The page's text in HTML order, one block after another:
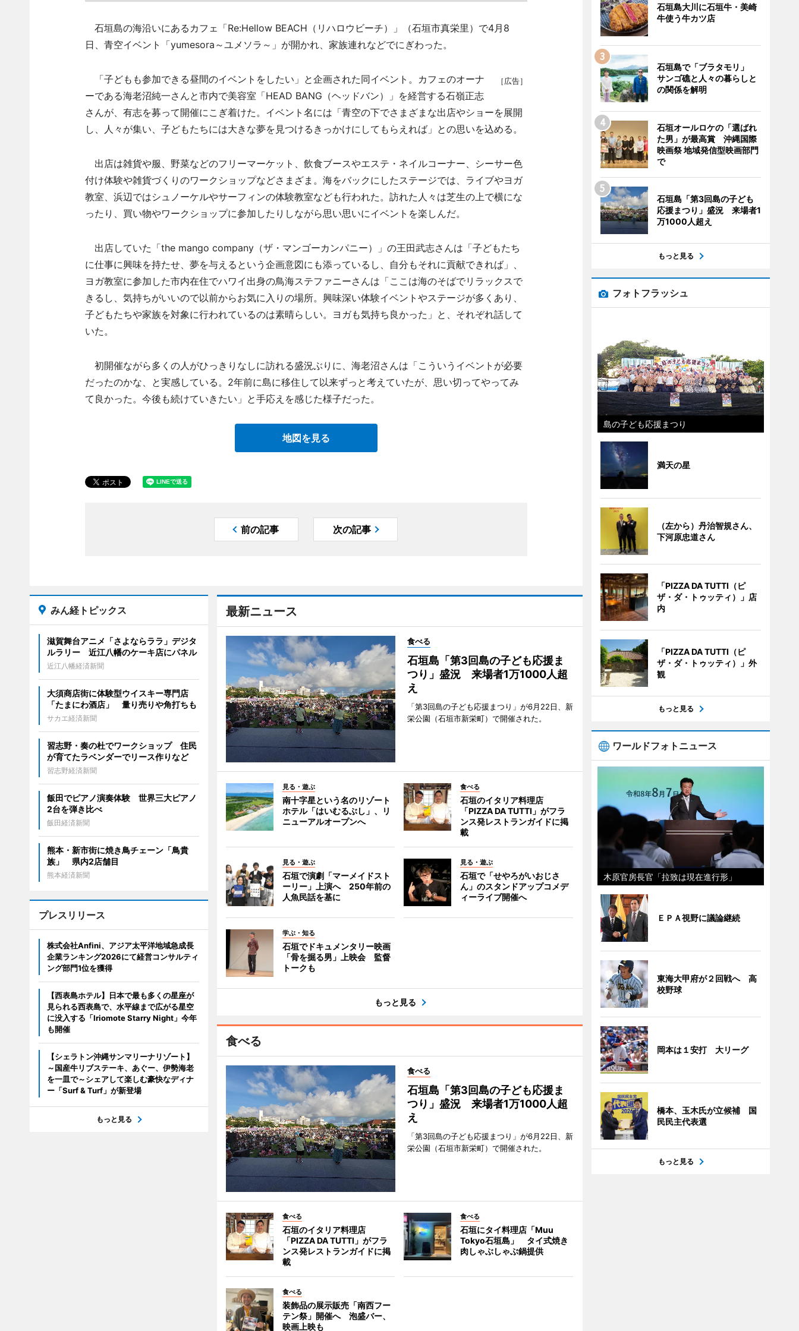
石垣島の海沿いにあるカフェ「Re:Hellow BEACH（リハロウビーチ）」（石垣市真栄里）で4月8
日、青空イベント「yumesora～ユメソラ～」が開かれ、家族連れなどでにぎわった。
［広告］
「子どもも参加できる昼間のイベントをしたい」と企画された同イベント。カフェのオーナ
ーである海老沼純一さんと市内で美容室「HEAD BANG（ヘッドバン）」を経営する石嶺正志
さんが、有志を募って開催にこぎ着けた。イベント名には「青空の下でさまざまな出店やショーを展開
し、人々が集い、子どもたちには大きな夢を見つけるきっかけにしてもらえれば」との思いを込める。
出店は雑貨や服、野菜などのフリーマーケット、飲食ブースやエステ・ネイルコーナー、シーサー色
付け体験や雑貨づくりのワークショップなどさまざま。海をバックにしたステージでは、ライブやヨガ
教室、浜辺ではシュノーケルやサーフィンの体験教室なども行われた。訪れた人々は芝生の上で横にな
ったり、買い物やワークショップに参加したりしながら思い思いにイベントを楽しんだ。
出店していた「the mango company（ザ・マンゴーカンパニー）」の王田武志さんは「子どもたち
に仕事に興味を持たせ、夢を与えるという企画意図にも添っているし、自分もそれに貢献できれば」、
ヨガ教室に参加した市内在住でハワイ出身の鳥海ステファニーさんは「ここは海のそばでリラックスで
きるし、気持ちがいいので以前からお気に入りの場所。興味深い体験イベントやステージが多くあり、
子どもたちや家族を対象に行われているのは素晴らしい。ヨガも気持ち良かった」と、それぞれ話して
いた。
初開催ながら多くの人がひっきりなしに訪れる盛況ぶりに、海老沼さんは「こういうイベントが必要
だったのかな、と実感している。2年前に島に移住して以来ずっと考えていたが、思い切ってやってみ
て良かった。今後も続けていきたい」と手応えを感じた様子だった。
地図を見る
前の記事 次の記事
最新ニュース
食べる
石垣島「第3回島の子ども応援ま
つり」盛況 来場者1万1000人超
え
「第3回島の子ども応援まつり」が6月22日、新
栄公園（石垣市新栄町）で開催された。
見る・遊ぶ
南十字星という名のリゾート
ホテル「はいむるぶし」、リ
ニューアルオープンへ
食べる
石垣のイタリア料理店
「PIZZA DA TUTTI」がフラ
ンス発レストランガイドに掲
載
見る・遊ぶ
石垣で演劇「マーメイドスト
ーリー」上演へ 250年前の
人魚民話を基に
見る・遊ぶ
石垣で「せやろがいおじさ
ん」のスタンドアップコメデ
ィーライブ開催へ
学ぶ・知る
石垣でドキュメンタリー映画
「骨を掘る男」上映会 監督
トークも
もっと見る
食べる
食べる
石垣島「第3回島の子ども応援ま
つり」盛況 来場者1万1000人超
え
「第3回島の子ども応援まつり」が6月22日、新
栄公園（石垣市新栄町）で開催された。
食べる
石垣のイタリア料理店
「PIZZA DA TUTTI」がフラ
ンス発レストランガイドに掲
載
食べる
石垣にタイ料理店「Muu
Tokyo石垣島」 タイ式焼き
肉しゃぶしゃぶ鍋提供
食べる
装飾品の展示販売「南西フー
テン祭」開催へ 泡盛バー、
映画上映も
みん経トピックス
滋賀舞台アニメ「さよならララ」デジタ
ルラリー 近江八幡のケーキ店にパネル
近江八幡経済新聞
大須商店街に体験型ウイスキー専門店
「たまにわ酒店」 量り売りや角打ちも
サカエ経済新聞
習志野・奏の杜でワークショップ 住民
が育てたラベンダーでリース作りなど
習志野経済新聞
飯田でピアノ演奏体験 世界三大ピアノ
2台を弾き比べ
飯田経済新聞
熊本・新市街に焼き鳥チェーン「鳥貴
族」 県内2店舗目
熊本経済新聞
プレスリリース
株式会社Anfini、アジア太平洋地域急成長
企業ランキング2026にて経営コンサルティ
ング部門1位を獲得
【西表島ホテル】日本で最も多くの星座が
見られる西表島で、水平線まで広がる星空
に没入する「Iriomote Starry Night」今年
も開催
【シェラトン沖縄サンマリーナリゾート】
～国産牛リブステーキ、あぐー、伊勢海老
を一皿で～シェアして楽しむ豪快なディナ
ー「Surf & Turf」が新登場
もっと見る
石垣島大川に石垣牛・美崎
牛使う牛カツ店
石垣島で「ブラタモリ」
サンゴ礁と人々の暮らしと
の関係を解明
石垣オールロケの「選ばれ
た男」が最高賞 沖縄国際
映画祭 地域発信型映画部門
で
石垣島「第3回島の子ども
応援まつり」盛況 来場者1
万1000人超え
もっと見る
フォトフラッシュ
島の子ども応援まつり
満天の星
（左から）丹治智規さん、
下河原忠道さん
「PIZZA DA TUTTI（ピ
ザ・ダ・トゥッティ）」店
内
「PIZZA DA TUTTI（ピ
ザ・ダ・トゥッティ）」外
観
もっと見る
ワールドフォトニュース
木原官房長官「拉致は現在進行形」
ＥＰＡ視野に議論継続
東海大甲府が２回戦へ 高
校野球
岡本は１安打 大リーグ
橋本、玉木氏が立候補 国
民民主代表選
もっと見る